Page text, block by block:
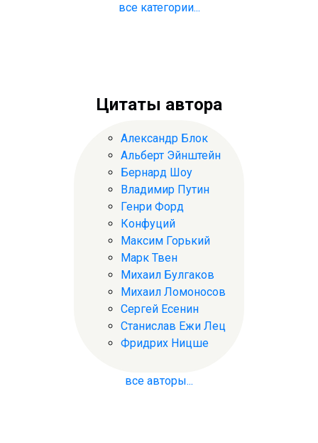
все категории...
Цитаты автора
Александр Блок
Альберт Эйнштейн
Бернард Шоу
Владимир Путин
Генри Форд
Конфуций
Максим Горький
Марк Твен
Михаил Булгаков
Михаил Ломоносов
Сергей Есенин
Станислав Ежи Лец
Фридрих Ницше
все авторы...